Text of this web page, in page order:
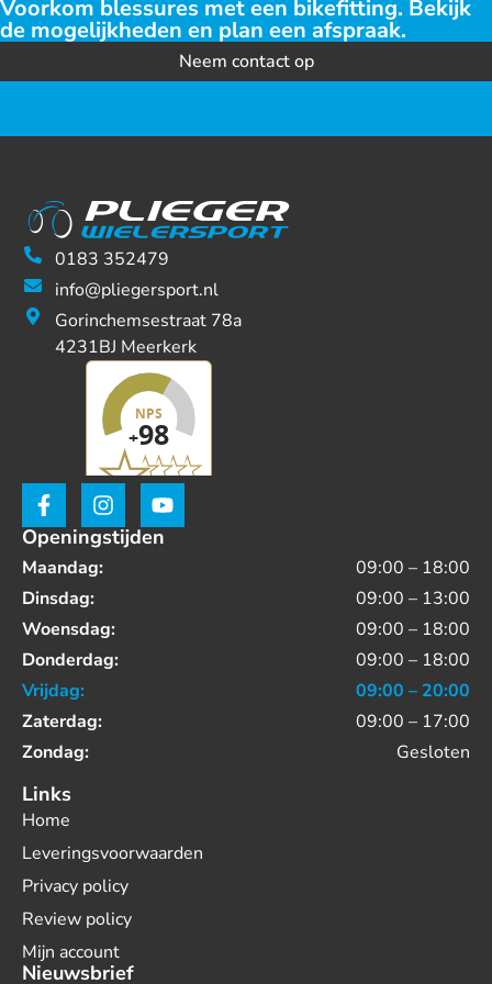
Voorkom blessures met een bikefitting. Bekijk
de mogelijkheden en plan een afspraak.
Neem contact op
0183 352479
info@pliegersport.nl
Gorinchemsestraat 78a
4231BJ Meerkerk
Openingstijden
Maandag:
09:00 – 18:00
Dinsdag:
09:00 – 13:00
Woensdag:
09:00 – 18:00
Donderdag:
09:00 – 18:00
Vrijdag:
09:00 – 20:00
Zaterdag:
09:00 – 17:00
Zondag:
Gesloten
Links
Home
Leveringsvoorwaarden
Privacy policy
Review policy
Mijn account
Nieuwsbrief